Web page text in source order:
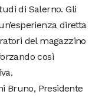
di Salerno. Gli
diretta
del magazzino
così
Bruno, Presidente